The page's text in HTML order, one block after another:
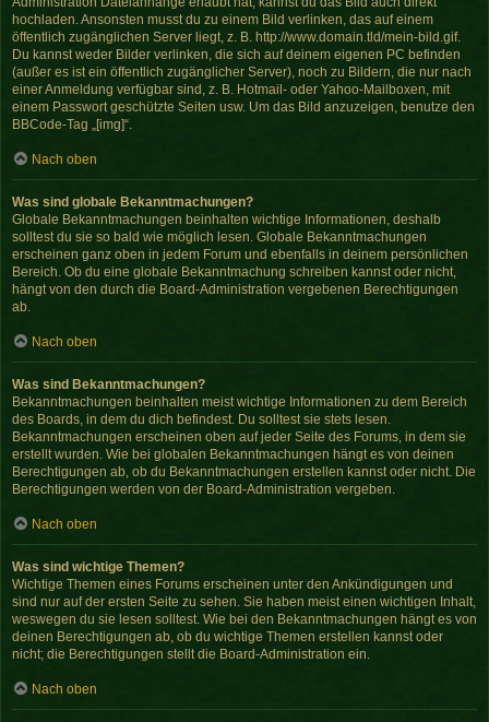
hochladen. Ansonsten musst du zu einem Bild verlinken, das auf einem
öffentlich zugänglichen Server liegt, z. B. http://www.domain.tld/mein-bild.gif.
Du kannst weder Bilder verlinken, die sich auf deinem eigenen PC befinden
(außer es ist ein öffentlich zugänglicher Server), noch zu Bildern, die nur nach
einer Anmeldung verfügbar sind, z. B. Hotmail- oder Yahoo-Mailboxen, mit
einem Passwort geschützte Seiten usw. Um das Bild anzuzeigen, benutze den
BBCode-Tag „[img]“.
Nach oben
Was sind globale Bekanntmachungen?
Globale Bekanntmachungen beinhalten wichtige Informationen, deshalb
solltest du sie so bald wie möglich lesen. Globale Bekanntmachungen
erscheinen ganz oben in jedem Forum und ebenfalls in deinem persönlichen
Bereich. Ob du eine globale Bekanntmachung schreiben kannst oder nicht,
hängt von den durch die Board-Administration vergebenen Berechtigungen
ab.
Nach oben
Was sind Bekanntmachungen?
Bekanntmachungen beinhalten meist wichtige Informationen zu dem Bereich
des Boards, in dem du dich befindest. Du solltest sie stets lesen.
Bekanntmachungen erscheinen oben auf jeder Seite des Forums, in dem sie
erstellt wurden. Wie bei globalen Bekanntmachungen hängt es von deinen
Berechtigungen ab, ob du Bekanntmachungen erstellen kannst oder nicht. Die
Berechtigungen werden von der Board-Administration vergeben.
Nach oben
Was sind wichtige Themen?
Wichtige Themen eines Forums erscheinen unter den Ankündigungen und
sind nur auf der ersten Seite zu sehen. Sie haben meist einen wichtigen Inhalt,
weswegen du sie lesen solltest. Wie bei den Bekanntmachungen hängt es von
deinen Berechtigungen ab, ob du wichtige Themen erstellen kannst oder
nicht; die Berechtigungen stellt die Board-Administration ein.
Nach oben